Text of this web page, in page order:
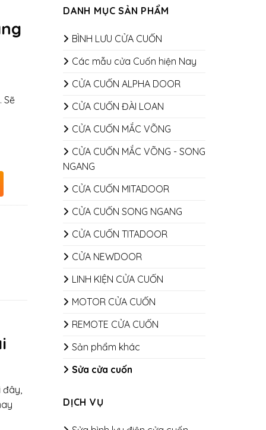
DANH MỤC SẢN PHẨM
BÌNH LƯU CỬA CUỐN
Các mẫu cửa Cuốn hiện Nay
CỬA CUỐN ALPHA DOOR
CỬA CUỐN ĐÀI LOAN
CỬA CUỐN MẮC VÕNG
CỬA CUỐN MẮC VÕNG - SONG
NGANG
CỬA CUỐN MITADOOR
CỬA CUỐN SONG NGANG
CỬA CUỐN TITADOOR
CỬA NEWDOOR
LINH KIỆN CỬA CUỐN
MOTOR CỬA CUỐN
REMOTE CỬA CUỐN
Sản phẩm khác
Sửa cửa cuốn
DỊCH VỤ
Sẽ
đây,